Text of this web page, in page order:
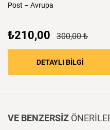
Post – Avrupa
₺210,00 300,00 ₺
DETAYLI BİLGİ
VE BENZERSİZ